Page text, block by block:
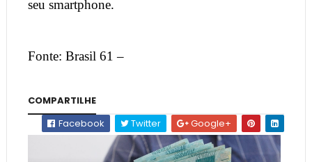
seu smartphone.
Fonte: Brasil 61 –
COMPARTILHE
Facebook
Twitter Google+